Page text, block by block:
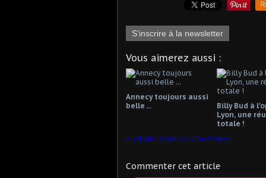
S'inscrire à la newsletter
Vous aimerez aussi :
Annecy toujours aussi
belle ...
Billy Bud à
Lyon, une
totale !
24 juin. C'est la lutte finale !
Commenter cet article